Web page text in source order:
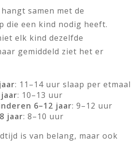
samen met de
die een kind nodig heeft.
elk kind dezelfde
gemiddeld ziet het er
: 11–14 uur slaap per etmaal
: 10–13 uur
6–12 jaar: 9–12 uur
jaar: 8–10 uur
is van belang, maar ook